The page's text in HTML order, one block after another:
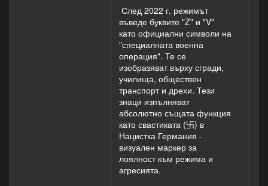
След 2022 г. режимът
въведе буквите "Z" и "V"
като официални символи на
"специалната военна
операция". Те се
изобразяват върху сгради,
училища, обществен
транспорт и дрехи. Тези
знаци изпълняват
абсолютно същата функция
като свастиката (卐) в
Нацистка Германия -
визуален маркер за
лоялност към режима и
агресията.